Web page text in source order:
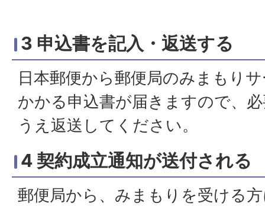
3 申込書を記入・返送する
日本郵便から郵便局のみまもり
かかる申込書が届きますので、
うえ返送してください。
4 契約成立通知が送付される
郵便局から、みまもりを受ける